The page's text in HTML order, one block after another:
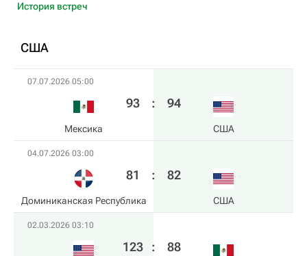
История встреч
США
07.07.2026 05:00
Мексика
93 : 94
США
04.07.2026 03:00
Доминиканская Республика
81 : 82
США
02.03.2026 03:10
123 : 88